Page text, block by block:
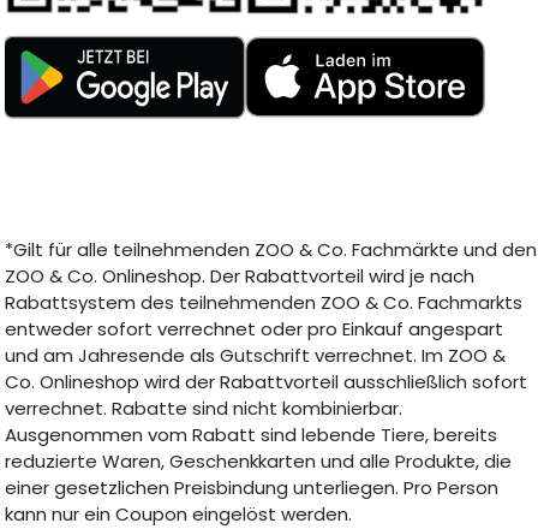
*Gilt für alle teilnehmenden ZOO & Co. Fachmärkte und den
ZOO & Co. Onlineshop. Der Rabattvorteil wird je nach
Rabattsystem des teilnehmenden ZOO & Co. Fachmarkts
entweder sofort verrechnet oder pro Einkauf angespart
und am Jahresende als Gutschrift verrechnet. Im ZOO &
Co. Onlineshop wird der Rabattvorteil ausschließlich sofort
verrechnet. Rabatte sind nicht kombinierbar.
Ausgenommen vom Rabatt sind lebende Tiere, bereits
reduzierte Waren, Geschenkkarten und alle Produkte, die
einer gesetzlichen Preisbindung unterliegen. Pro Person
kann nur ein Coupon eingelöst werden.